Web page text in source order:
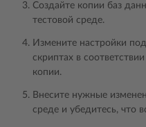
Создайте копии баз
тестовой среде.
Измените настройки
скриптах в
копии.
Внесите нужные
среде и убедитесь, что